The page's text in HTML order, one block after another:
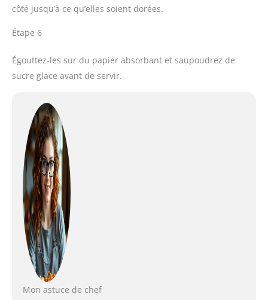
côté jusqu’à ce qu’elles soient dorées.
Étape 6
Égouttez-les sur du papier absorbant et saupoudrez de
sucre glace avant de servir.
Mon astuce de chef